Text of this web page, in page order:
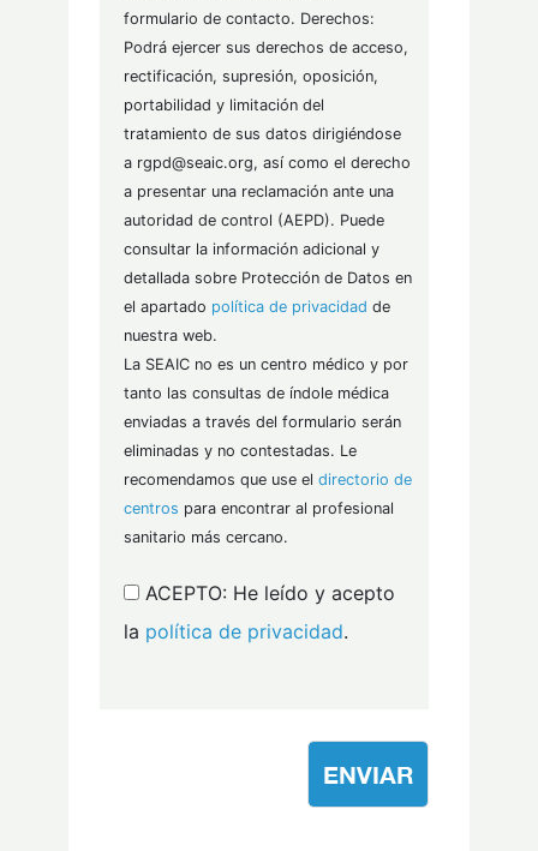
formulario de contacto. Derechos:
Podrá ejercer sus derechos de acceso,
rectificación, supresión, oposición,
portabilidad y limitación del
tratamiento de sus datos dirigiéndose
a rgpd@seaic.org, así como el derecho
a presentar una reclamación ante una
autoridad de control (AEPD). Puede
consultar la información adicional y
detallada sobre Protección de Datos en
el apartado política de privacidad de
nuestra web.
La SEAIC no es un centro médico y por
tanto las consultas de índole médica
enviadas a través del formulario serán
eliminadas y no contestadas. Le
recomendamos que use el directorio de
centros para encontrar al profesional
sanitario más cercano.
ACEPTO: He leído y acepto
la política de privacidad.